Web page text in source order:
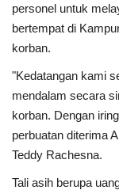
Layanan Publik
Perempuan/Anak
personel untuk
bertempat di
korban.
"Kedatangan kami
mendalam secara
korban. Dengan
perbuatan diterima
Teddy Rachesna.
Tali asih berupa